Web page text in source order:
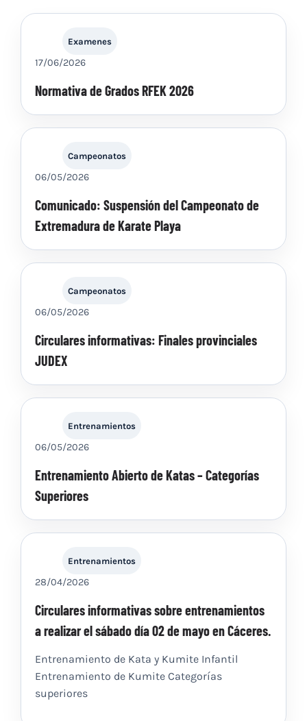
Examenes
17/06/2026
Normativa de Grados RFEK 2026
Campeonatos
06/05/2026
Comunicado: Suspensión del Campeonato de
Extremadura de Karate Playa
Campeonatos
06/05/2026
Circulares informativas: Finales provinciales
JUDEX
Entrenamientos
06/05/2026
Entrenamiento Abierto de Katas – Categorías
Superiores
Entrenamientos
28/04/2026
Circulares informativas sobre entrenamientos
a realizar el sábado día 02 de mayo en Cáceres.
Entrenamiento de Kata y Kumite Infantil
Entrenamiento de Kumite Categorías
superiores